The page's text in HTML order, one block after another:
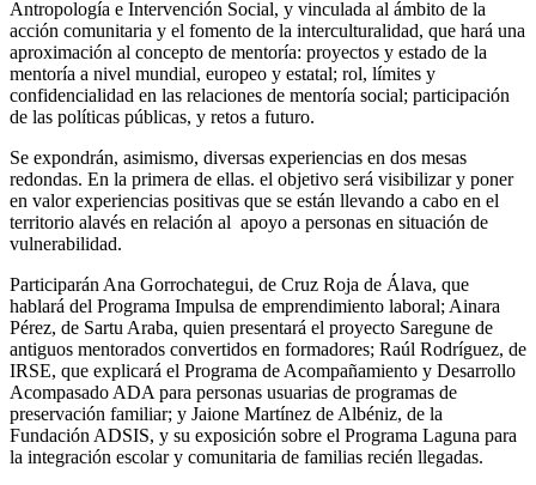
Antropología e Intervención Social, y vinculada al ámbito de la
acción comunitaria y el fomento de la interculturalidad, que hará una
aproximación al concepto de mentoría: proyectos y estado de la
mentoría a nivel mundial, europeo y estatal; rol, límites y
confidencialidad en las relaciones de mentoría social; participación
de las políticas públicas, y retos a futuro.
Se expondrán, asimismo, diversas experiencias en dos mesas
redondas. En la primera de ellas. el objetivo será visibilizar y poner
en valor experiencias positivas que se están llevando a cabo en el
territorio alavés en relación al apoyo a personas en situación de
vulnerabilidad.
Participarán Ana Gorrochategui, de Cruz Roja de Álava, que
hablará del Programa Impulsa de emprendimiento laboral; Ainara
Pérez, de Sartu Araba, quien presentará el proyecto Saregune de
antiguos mentorados convertidos en formadores; Raúl Rodríguez, de
IRSE, que explicará el Programa de Acompañamiento y Desarrollo
Acompasado ADA para personas usuarias de programas de
preservación familiar; y Jaione Martínez de Albéniz, de la
Fundación ADSIS, y su exposición sobre el Programa Laguna para
la integración escolar y comunitaria de familias recién llegadas.